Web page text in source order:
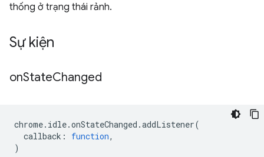
thống ở trạng thái rảnh.
Sự kiện
onStateChanged
chrome. idle.onStateChanged .addListener(
callback : function,
)